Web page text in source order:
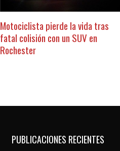
Motociclista pierde la vida tras
fatal colisión con un SUV en
Rochester
PUBLICACIONES RECIENTES